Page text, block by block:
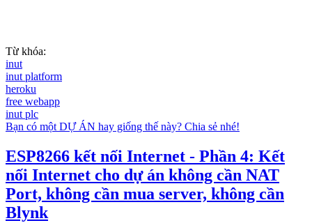
Từ khóa:
inut
inut platform
heroku
free webapp
inut plc
Bạn có một DỰ ÁN hay giống thế này? Chia sẻ nhé!
ESP8266 kết nối Internet - Phần 4: Kết
nối Internet cho dự án không cần NAT
Port, không cần mua server, không cần
Blynk